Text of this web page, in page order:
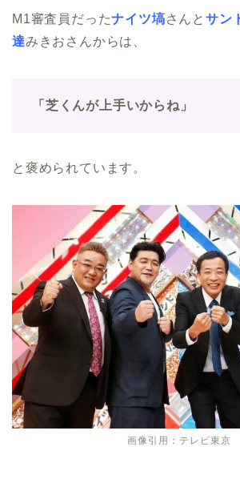
M1審査員だったナイツ塙さんとサン
達みきおさんからは、
「芝くんが上手いからね」
と褒められています。
画像引用：テレビ東京